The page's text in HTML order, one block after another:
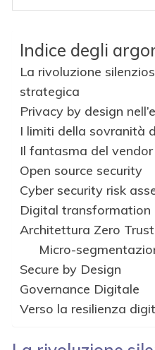
Indice degli
La rivoluzione
strategica
Privacy by design
I limiti della sovranità
Il fantasma del vendor
Open source security
Cyber security risk
Digital transformation
Architettura Zero Trust
Micro-
Secure by Design
Governance Digitale
Verso la resilienza